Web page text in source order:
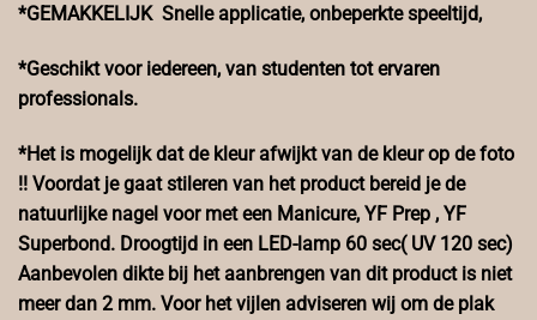
*GEMAKKELIJK Snelle applicatie, onbeperkte speeltijd,
*Geschikt voor iedereen, van studenten tot ervaren
professionals.
*Het is mogelijk dat de kleur afwijkt van de kleur op de foto
!! Voordat je gaat stileren van het product bereid je de
natuurlijke nagel voor met een Manicure, YF Prep , YF
Superbond. Droogtijd in een LED-lamp 60 sec( UV 120 sec)
Aanbevolen dikte bij het aanbrengen van dit product is niet
meer dan 2 mm. Voor het vijlen adviseren wij om de plak